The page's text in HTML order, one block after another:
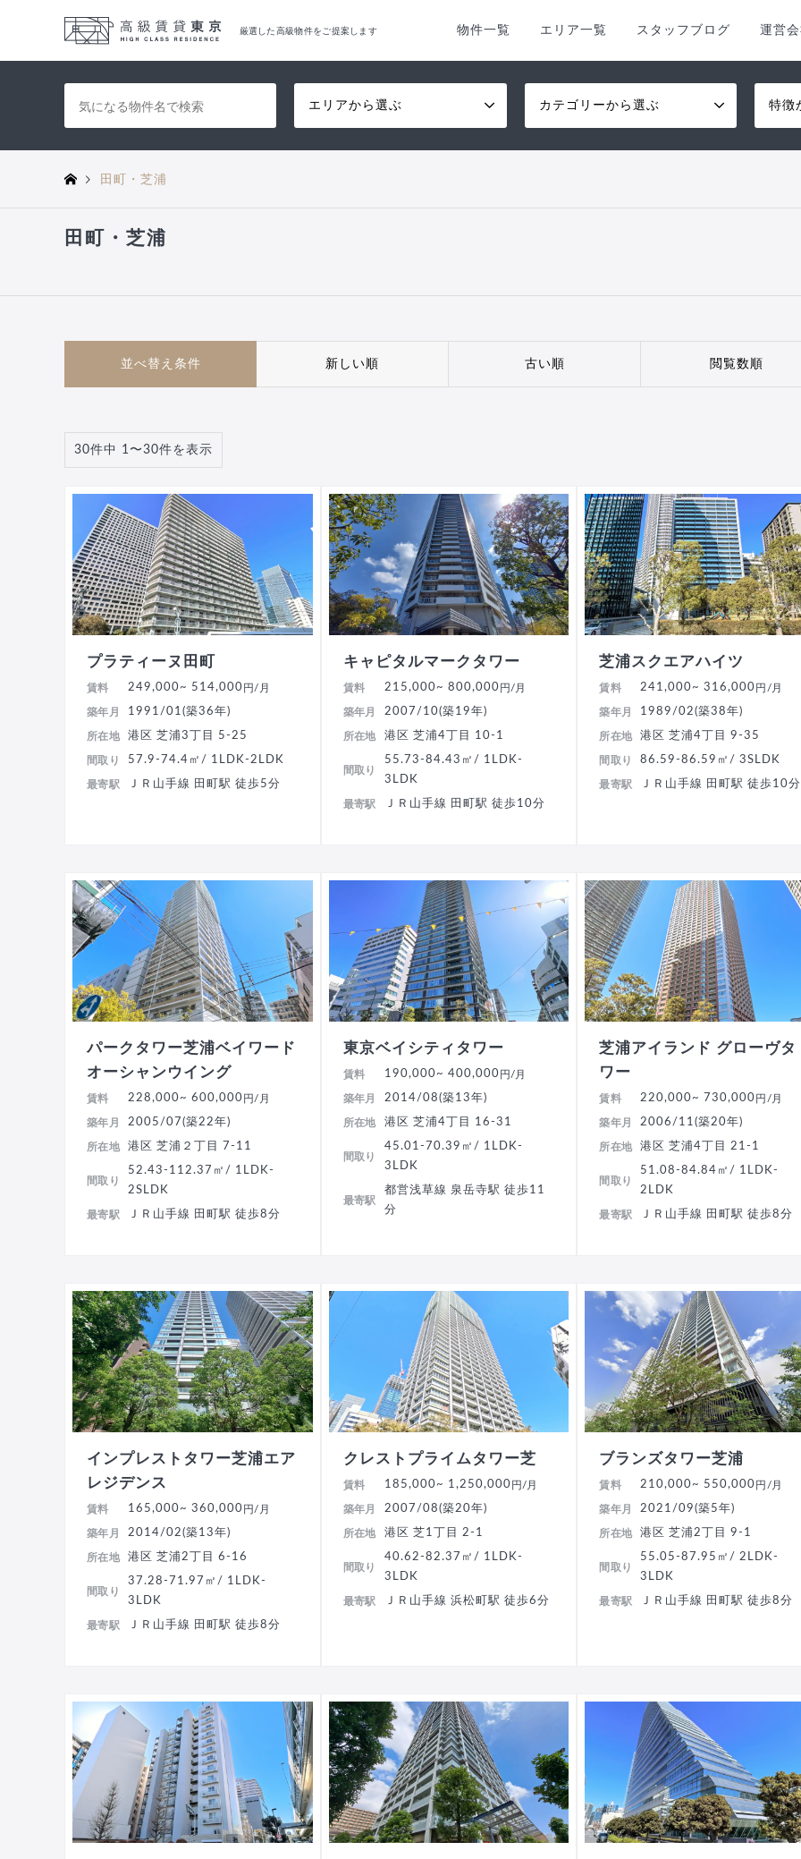
厳選した高級物件をご提案します 物件一覧 エリア一覧 スタッフブログ 運営
エリアから選ぶ カテゴリーから選ぶ 特徴
田町・芝浦
田町・芝浦
並べ替え条件 新しい順 古い順 閲覧数順
30件中 1〜30件を表示
プラティーヌ田町
賃料 249,000~ 514,000 円/月
築年月 1991/01(築36年)
所在地 港区 芝浦3丁目 5-25
間取り 57.9-74.4㎡/ 1LDK-2LDK
最寄駅 ＪＲ山手線 田町駅 徒歩5分
キャピタルマークタワー
賃料 215,000~ 800,000 円/月
築年月 2007/10(築19年)
所在地 港区 芝浦4丁目 10-1
間取り
55.73-84.43㎡/ 1LDK-
3LDK
最寄駅 ＪＲ山手線 田町駅 徒歩10分
芝浦スクエアハイツ
賃料 241,000~ 316,000 円/月
築年月 1989/02(築38年)
所在地 港区 芝浦4丁目 9-35
間取り 86.59-86.59㎡/ 3SLDK
最寄駅 ＪＲ山手線 田町駅 徒歩10分
パークタワー芝浦ベイワード
オーシャンウイング
賃料 228,000~ 600,000 円/月
築年月 2005/07(築22年)
所在地 港区 芝浦２丁目 7-11
間取り
52.43-112.37㎡/ 1LDK-
2SLDK
最寄駅 ＪＲ山手線 田町駅 徒歩8分
東京ベイシティタワー
賃料 190,000~ 400,000 円/月
築年月 2014/08(築13年)
所在地 港区 芝浦4丁目 16-31
間取り
45.01-70.39㎡/ 1LDK-
3LDK
最寄駅
都営浅草線 泉岳寺駅 徒歩11
分
芝浦アイランド グローヴタ
ワー
賃料 220,000~ 730,000 円/月
築年月 2006/11(築20年)
所在地 港区 芝浦4丁目 21-1
間取り
51.08-84.84㎡/ 1LDK-
2LDK
最寄駅 ＪＲ山手線 田町駅 徒歩8分
インプレストタワー芝浦エア
レジデンス
賃料 165,000~ 360,000 円/月
築年月 2014/02(築13年)
所在地 港区 芝浦2丁目 6-16
間取り
37.28-71.97㎡/ 1LDK-
3LDK
最寄駅 ＪＲ山手線 田町駅 徒歩8分
クレストプライムタワー芝
賃料 185,000~ 1,250,000 円/月
築年月 2007/08(築20年)
所在地 港区 芝1丁目 2-1
間取り
40.62-82.37㎡/ 1LDK-
3LDK
最寄駅 ＪＲ山手線 浜松町駅 徒歩6分
ブランズタワー芝浦
賃料 210,000~ 550,000 円/月
築年月 2021/09(築5年)
所在地 港区 芝浦2丁目 9-1
間取り
55.05-87.95㎡/ 2LDK-
3LDK
最寄駅 ＪＲ山手線 田町駅 徒歩8分